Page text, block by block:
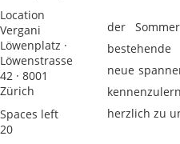
Location
Vergani
Löwenplatz ·
Löwenstrasse
42 · 8001
Zürich
Spaces left
20
der
neue
herzlichzu